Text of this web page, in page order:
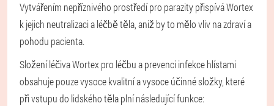
Vytvářením nepříznivého prostředí pro parazity přispívá Wortex
k jejich neutralizaci a léčbě těla, aniž by to mělo vliv na zdraví a
pohodu pacienta.
Složení léčiva Wortex pro léčbu a prevenci infekce hlístami
obsahuje pouze vysoce kvalitní a vysoce účinné složky, které
při vstupu do lidského těla plní následující funkce: